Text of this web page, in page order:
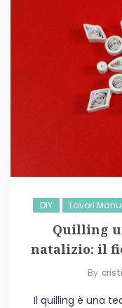
DIY Lavori
Quilling
natalizio: il
By
Il quilling è una